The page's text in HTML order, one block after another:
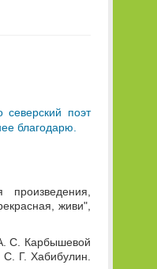
северский поэт
благодарю.
живи",
С. Карбышевой
Г. Хабибулин.